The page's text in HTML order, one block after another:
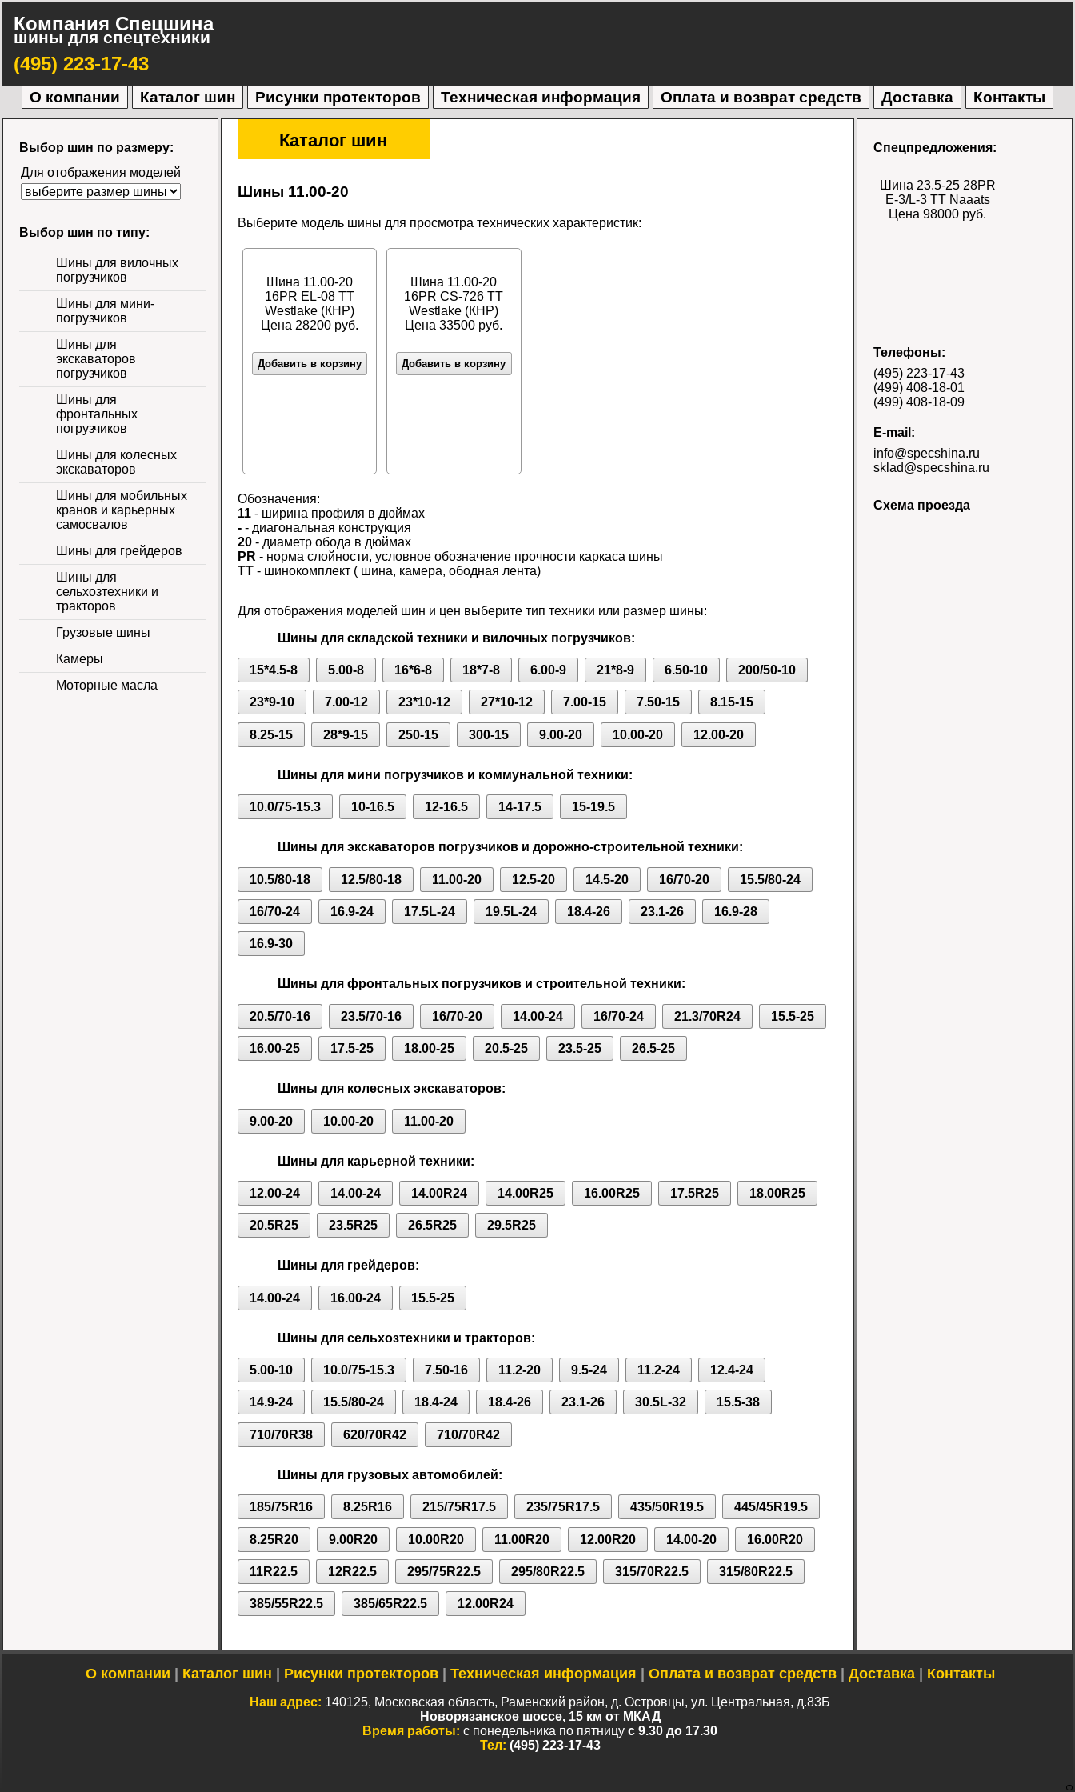
Компания Спецшина
шины для спецтехники
(495) 223-17-43
О компании Каталог шин Рисунки протекторов Техническая информация Оплата и возврат средств Доставка Контакты
Каталог шин
Шины 11.00-20
Выберите модель шины для просмотра технических характеристик:
Шина 11.00-20
16PR EL-08 TT
Westlake (КНР)
Цена 28200 руб.
Добавить в корзину
Шина 11.00-20
16PR CS-726 TT
Westlake (КНР)
Цена 33500 руб.
Добавить в корзину
Обозначения:
11- ширина профиля в дюймах
-- диагональная конструкция
20- диаметр обода в дюймах
PR - норма слойности, условное обозначение прочности каркаса шины
TT- шинокомплект ( шина, камера, ободная лента)
Для отображения моделей шин и цен выберите тип техники или размер шины:
Шины для складской техники и вилочных погрузчиков:
15*4.5-8 5.00-8 16*6-8 18*7-8 6.00-9 21*8-9 6.50-10 200/50-10
23*9-10 7.00-12 23*10-12 27*10-12 7.00-15 7.50-15 8.15-15
8.25-15 28*9-15 250-15 300-15 9.00-20 10.00-20 12.00-20
Шины для мини погрузчиков и коммунальной техники:
10.0/75-15.3 10-16.5 12-16.5 14-17.5 15-19.5
Шины для экскаваторов погрузчиков и дорожно-строительной техники:
10.5/80-18 12.5/80-18 11.00-20 12.5-20 14.5-20 16/70-20 15.5/80-24
16/70-24 16.9-24 17.5L-24 19.5L-24 18.4-26 23.1-26 16.9-28
16.9-30
Шины для фронтальных погрузчиков и строительной техники:
20.5/70-16 23.5/70-16 16/70-20 14.00-24 16/70-24 21.3/70R24 15.5-25
16.00-25 17.5-25 18.00-25 20.5-25 23.5-25 26.5-25
Шины для колесных экскаваторов:
9.00-20 10.00-20 11.00-20
Шины для карьерной техники:
12.00-24 14.00-24 14.00R24 14.00R25 16.00R25 17.5R25 18.00R25
20.5R25 23.5R25 26.5R25 29.5R25
Шины для грейдеров:
14.00-24 16.00-24 15.5-25
Шины для сельхозтехники и тракторов:
5.00-10 10.0/75-15.3 7.50-16 11.2-20 9.5-24 11.2-24 12.4-24
14.9-24 15.5/80-24 18.4-24 18.4-26 23.1-26 30.5L-32 15.5-38
710/70R38 620/70R42 710/70R42
Шины для грузовых автомобилей:
185/75R16 8.25R16 215/75R17.5 235/75R17.5 435/50R19.5 445/45R19.5
8.25R20 9.00R20 10.00R20 11.00R20 12.00R20 14.00-20 16.00R20
11R22.5 12R22.5 295/75R22.5 295/80R22.5 315/70R22.5 315/80R22.5
385/55R22.5 385/65R22.5 12.00R24
Спецпредложения:
Шина 23.5-25 28PR
E-3/L-3 TT Naaats
Цена 98000 руб.
Шина 17.5-25 28PR
E-3/L-3 TT Naaats
Цена 48000 руб.
Шина 18.4-26 12PR
Телефоны:
(495) 223-17-43
(499) 408-18-01
(499) 408-18-09
E-mail:
info@specshina.ru
sklad@specshina.ru
Схема проезда
Выбор шин по размеру:
Для отображения моделей
Выбор шин по типу:
Шины для вилочных
погрузчиков
Шины для мини-
погрузчиков
Шины для
экскаваторов
погрузчиков
Шины для
фронтальных
погрузчиков
Шины для колесных
экскаваторов
Шины для мобильных
кранов и карьерных
самосвалов
Шины для грейдеров
Шины для
сельхозтехники и
тракторов
Грузовые шины
Камеры
Моторные масла
О компании | Каталог шин | Рисунки протекторов| Техническая информация | Оплата и возврат средств| Доставка| Контакты
Наш адрес: 140125, Московская область, Раменский район, д. Островцы, ул. Центральная, д.83Б
Новорязанское шоссе, 15 км от МКАД
Время работы: с понедельника по пятницу с 9.30 до 17.30
Тел: (495) 223-17-43